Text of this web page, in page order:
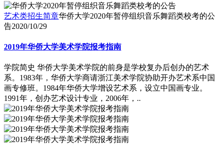
艺术类招生简章华侨大学2020年暂停组织音乐舞蹈类校考的公
告2020/10/29
2019年华侨大学美术学院报考指南
学院简史 华侨大学美术学院的前身是学校复办后创办的艺术
系。1983年，华侨大学商请浙江美术学院协助开办艺术系中国
画专修班。1984年华侨大学增设艺术系，设立中国画专业。
1991年，创办艺术设计专业，2006年，..